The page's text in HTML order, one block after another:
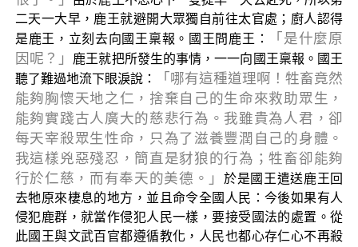
二天一大早，鹿王就避開大眾獨自前往太官處；廚人認得
是鹿王，立刻去向國王稟報。國王問鹿王：
「是什麼原
因呢？」
鹿王就把所發生的事情，一一向國王稟報。國王
聽了難過地流下眼淚說：
「哪有這種道理啊！牲畜竟然
能夠胸懷天地之仁，捨棄自己的生命來救助眾生，
能夠實踐古人廣大的慈悲行為。我雖貴為人君，卻
每天宰殺眾生性命，只為了滋養豐潤自己的身體。
我這樣兇惡殘忍，簡直是豺狼的行為；牲畜卻能夠
行於仁慈，而有奉天的美德。」 於是國王遣送鹿王回
去牠原來棲息的地方，並且命令全國人民：今後如果有人
侵犯鹿群，就當作侵犯人民一樣，要接受國法的處置。從
此國王與文武百官都遵循教化，人民也都心存仁心不再殺